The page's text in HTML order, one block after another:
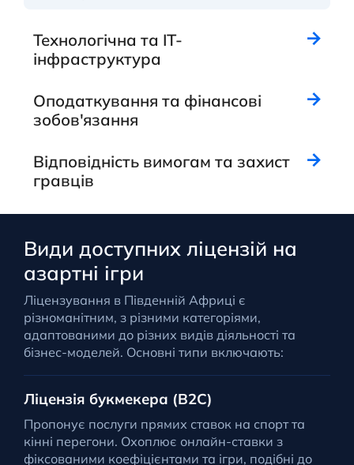
Технологічна та ІТ-
інфраструктура
Оподаткування та фінансові
зобов'язання
Відповідність вимогам та захист
гравців
Види доступних ліцензій на
азартні ігри
Ліцензування в Південній Африці є
різноманітним, з різними категоріями,
адаптованими до різних видів діяльності та
бізнес-моделей. Основні типи включають:
Ліцензія букмекера (B2C)
Пропонує послуги прямих ставок на спорт та
кінні перегони. Охоплює онлайн-ставки з
фіксованими коефіцієнтами та ігри, подібні до